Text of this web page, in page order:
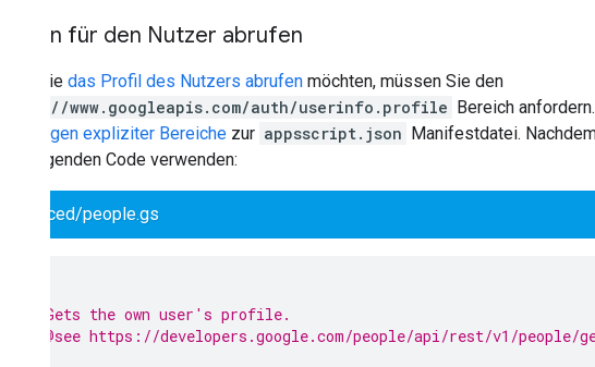
Person für den Nutzer abrufen
Wenn Sie das Profil des Nutzers abrufen möchten, müssen Sie den
https://www.googleapis.com/auth/userinfo.profile Bereich
Hinzufügen expliziter Bereiche zur appsscript.json Manifestdatei.
den folgenden Code verwenden:
advanced/people.gs
* Gets the own user's profile.
* @see https://developers.google.com/people/api/rest/v1/people/